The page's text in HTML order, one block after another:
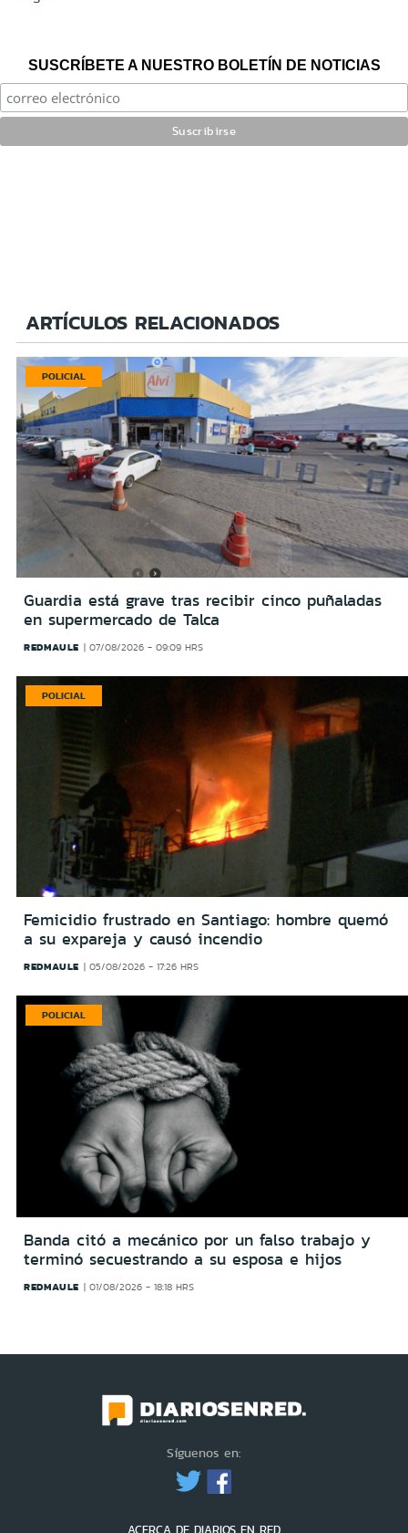
SUSCRÍBETE A NUESTRO BOLETÍN DE NOTICIAS
ARTÍCULOS RELACIONADOS
POLICIAL
Guardia está grave tras recibir cinco puñaladas
en supermercado de Talca
REDMAULE 07/08/2026 - 09:09 HRS
POLICIAL
Femicidio frustrado en Santiago: hombre quemó
a su expareja y causó incendio
REDMAULE 05/08/2026 - 17:26 HRS
POLICIAL
Banda citó a mecánico por un falso trabajo y
terminó secuestrando a su esposa e hijos
REDMAULE 01/08/2026 - 18:18 HRS
Síguenos en: